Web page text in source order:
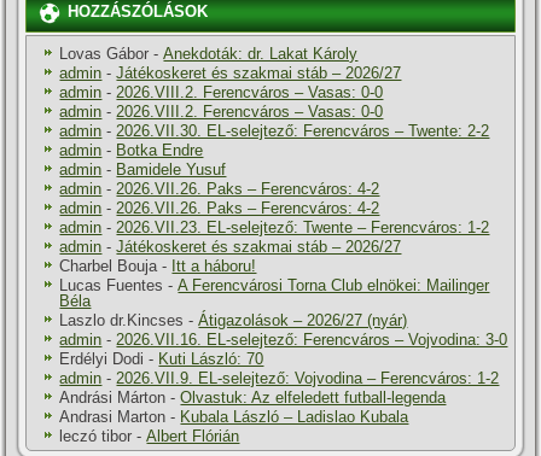
HOZZÁSZÓLÁSOK
Lovas Gábor -Anekdoták: dr. Lakat Károly
admin -Játékoskeret és szakmai stáb – 2026/27
admin - 2026.VIII.2. Ferencváros – Vasas: 0-0
admin - 2026.VIII.2. Ferencváros – Vasas: 0-0
admin - 2026.VII.30. EL-selejtező: Ferencváros – Twente: 2-2
admin - Botka Endre
admin - Bamidele Yusuf
admin - 2026.VII.26. Paks – Ferencváros: 4-2
admin - 2026.VII.26. Paks – Ferencváros: 4-2
admin - 2026.VII.23. EL-selejtező: Twente – Ferencváros: 1-2
admin -Játékoskeret és szakmai stáb – 2026/27
Charbel Bouja - Itt a háboru!
Lucas Fuentes -A Ferencvárosi Torna Club elnökei: Mailinger
Béla
Laszlo dr.Kincses -Átigazolások – 2026/27 (nyár)
admin - 2026.VII.16. EL-selejtező: Ferencváros – Vojvodina: 3-0
Erdélyi Dodi - Kuti László: 70
admin - 2026.VII.9. EL-selejtező: Vojvodina – Ferencváros: 1-2
Andrási Márton -Olvastuk: Az elfeledett futball-legenda
Andrasi Marton - Kubala László – Ladislao Kubala
leczó tibor -Albert Flórián